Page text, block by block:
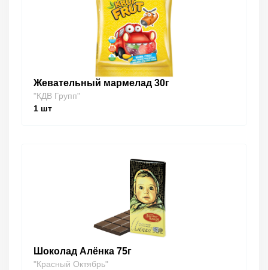
Жевательный мармелад 30г
"КДВ Групп"
1 шт
Шоколад Алёнка 75г
"Красный Октябрь"